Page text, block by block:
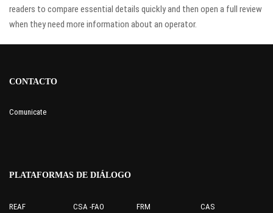
readers to compare essential details quickly and then open a full review
when they need more information about an operator.
CONTACTO
Comunicate
PLATAFORMAS DE DIÁLOGO
REAF CSA -FAO FRM CAS